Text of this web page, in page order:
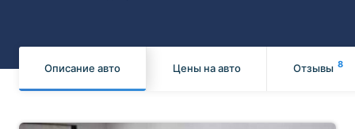
Описание авто Цены на авто Отзывы 8